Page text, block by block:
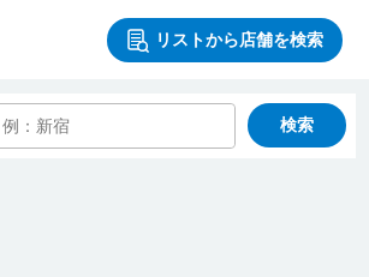
リストから店舗を検索
検索